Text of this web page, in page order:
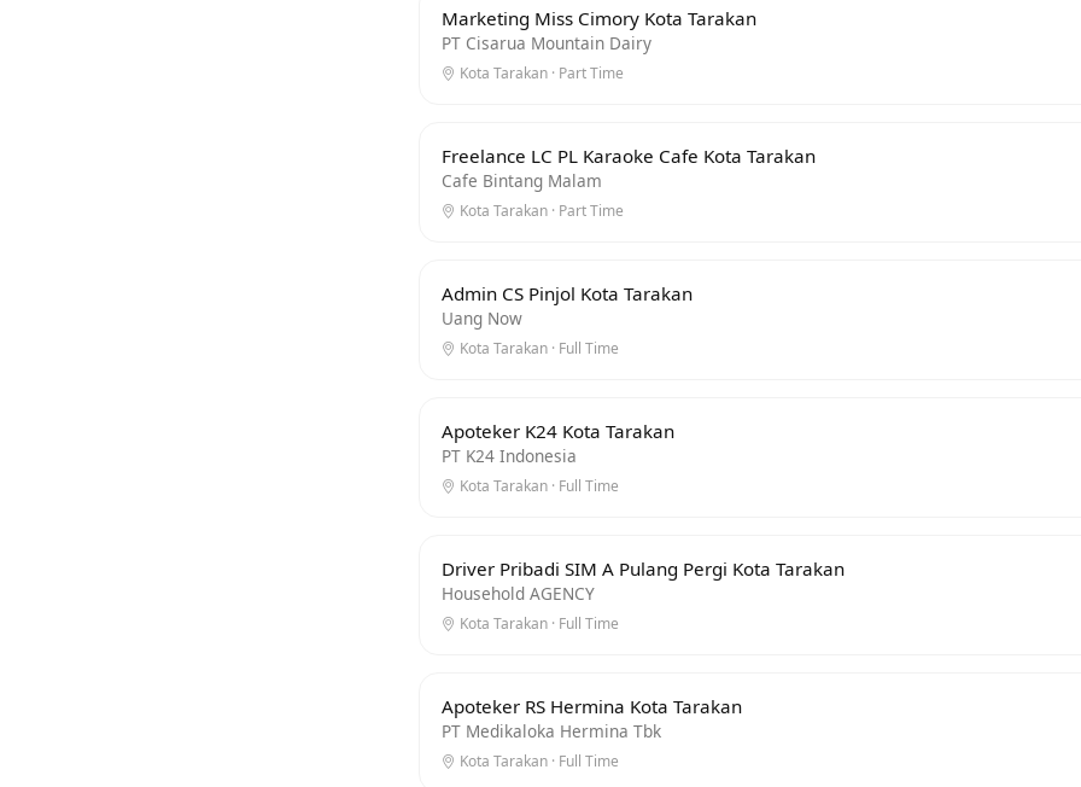
Marketing Miss Cimory Kota Tarakan
PT Cisarua Mountain Dairy
Kota Tarakan · Part Time
Freelance LC PL Karaoke Cafe Kota Tarakan
Cafe Bintang Malam
Kota Tarakan · Part Time
Admin CS Pinjol Kota Tarakan
Uang Now
Kota Tarakan · Full Time
Apoteker K24 Kota Tarakan
PT K24 Indonesia
Kota Tarakan · Full Time
Driver Pribadi SIM A Pulang Pergi Kota Tarakan
Household AGENCY
Kota Tarakan · Full Time
Apoteker RS Hermina Kota Tarakan
PT Medikaloka Hermina Tbk
Kota Tarakan · Full Time